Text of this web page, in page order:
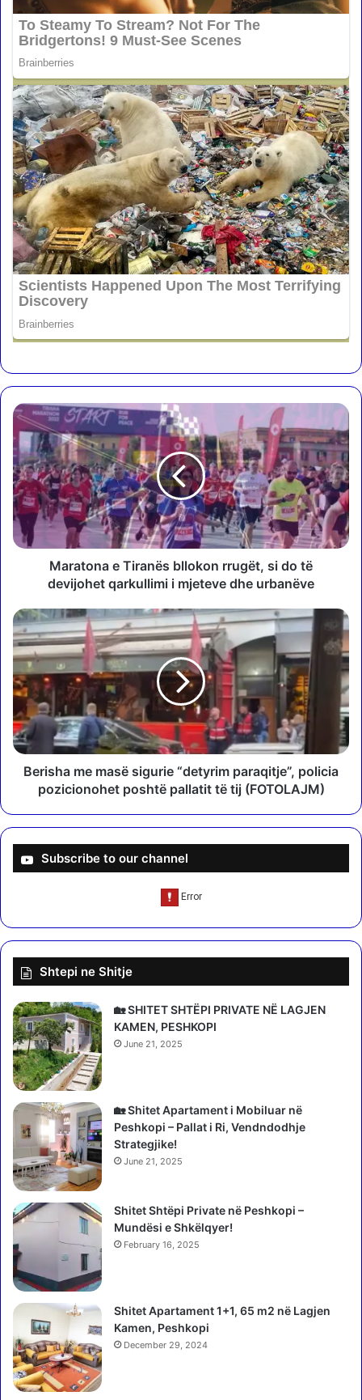
M
r
a
t
o
n
e
a
n
ë
b
l
l
o
k
r
ë
i
d
t
ë
d
e
v
i
o
e
t
q
a
r
k
u
l
l
m
i
m
j
Maratona e Tiranës bllokon rrugët, si do të
devijohet qarkullimi i mjeteve dhe urbanëve
B
e
r
s
h
a
m
e
g
e
“
t
y
r
i
m
p
a
a
q
i
j
e
”
,
p
l
c
i
a
Berisha me masë sigurie “detyrim paraqitje”, policia
pozicionohet poshtë pallatit të tij (FOTOLAJM)
Subscribe to our channel
Shtepi ne Shitje
🏡 SHITET SHTËPI PRIVATE NË LAGJEN
KAMEN, PESHKOPI
June 21, 2025
🏡 Shitet Apartament i Mobiluar në
Peshkopi – Pallat i Ri, Vendndodhje
Strategjike!
June 21, 2025
Shitet Shtëpi Private në Peshkopi –
Mundësi e Shkëlqyer!
February 16, 2025
Shitet Apartament 1+1, 65 m2 në Lagjen
Kamen, Peshkopi
December 29, 2024